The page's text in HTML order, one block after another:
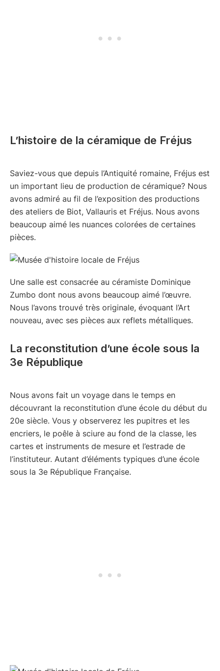
L’histoire de la céramique de Fréjus
Saviez-vous que depuis l’Antiquité romaine, Fréjus est
un important lieu de production de céramique? Nous
avons admiré au fil de l’exposition des productions
des ateliers de Biot, Vallauris et Fréjus. Nous avons
beaucoup aimé les nuances colorées de certaines
pièces.
Une salle est consacrée au céramiste Dominique
Zumbo dont nous avons beaucoup aimé l’œuvre.
Nous l’avons trouvé très originale, évoquant l’Art
nouveau, avec ses pièces aux reflets métalliques.
La reconstitution d’une école sous la
3e République
Nous avons fait un voyage dans le temps en
découvrant la reconstitution d’une école du début du
20e siècle. Vous y observerez les pupitres et les
encriers, le poêle à sciure au fond de la classe, les
cartes et instruments de mesure et l’estrade de
l’instituteur. Autant d’éléments typiques d’une école
sous la 3e République Française.